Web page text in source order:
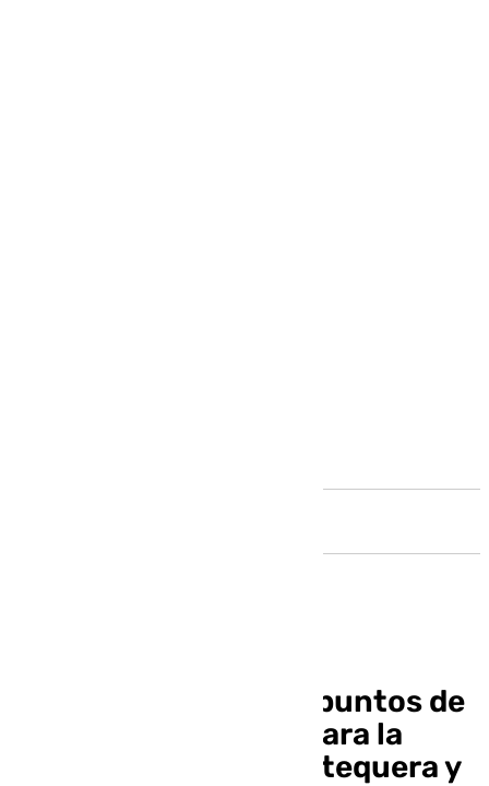
Salud habilita varios puntos de
vacunación sin cita para la
gripe y el Covid en Antequera y